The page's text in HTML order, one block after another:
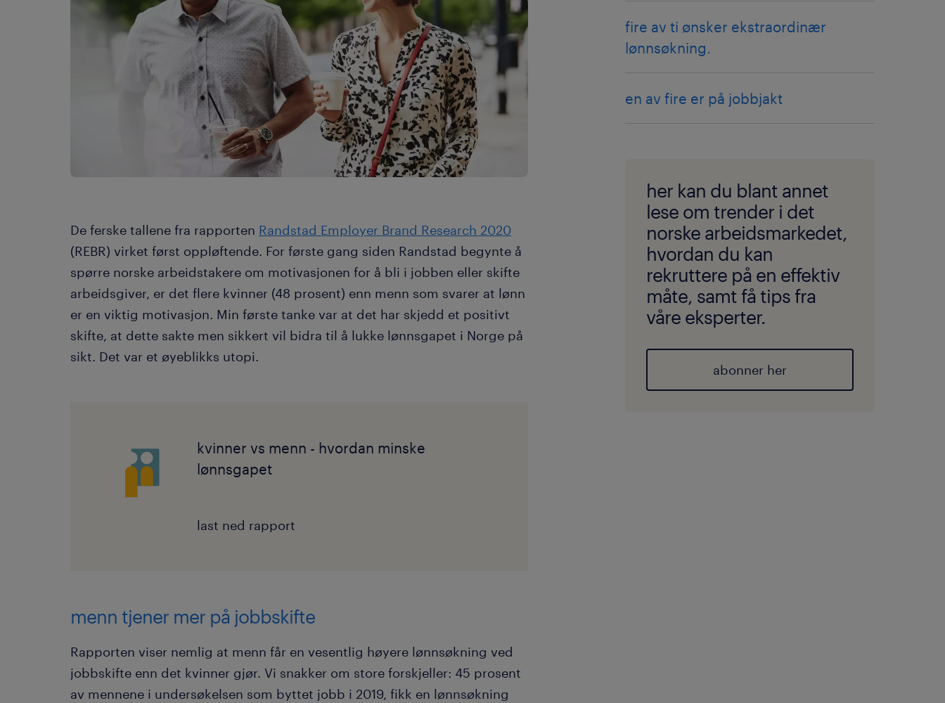
De ferske tallene fra rapporten Randstad Employer Brand Research 2020
(REBR) virket først oppløftende. For første gang siden Randstad begynte å
spørre norske arbeidstakere om motivasjonen for å bli i jobben eller skifte
arbeidsgiver, er det flere kvinner (48 prosent) enn menn som svarer at lønn
er en viktig motivasjon. Min første tanke var at det har skjedd et positivt
skifte, at dette sakte men sikkert vil bidra til å lukke lønnsgapet i Norge på
sikt. Det var et øyeblikks utopi.
kvinner vs menn - hvordan minske
lønnsgapet
last ned rapport
menn tjener mer på jobbskifte
Rapporten viser nemlig at menn får en vesentlig høyere lønnsøkning ved
jobbskifte enn det kvinner gjør. Vi snakker om store forskjeller: 45 prosent
av mennene i undersøkelsen som byttet jobb i 2019, fikk en lønnsøkning
fire av ti ønsker ekstraordinær
lønnsøkning.
en av fire er på jobbjakt
her kan du blant annet
lese om trender i det
norske arbeidsmarkedet,
hvordan du kan
rekruttere på en effektiv
måte, samt få tips fra
våre eksperter.
abonner her